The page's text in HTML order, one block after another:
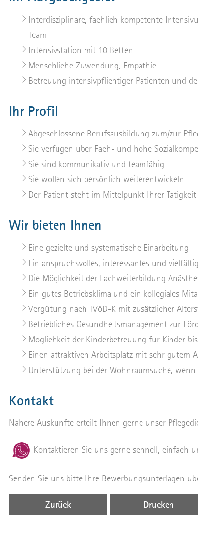
Interdisziplinäre, fachlich kompetente
Team
Intensivstation mit 10 Betten
Menschliche Zuwendung, Empathie
Betreuung intensivpflichtiger Patienten und
Ihr Profil
Abgeschlossene Berufsausbildung zum/zur
Sie verfügen über Fach- und hohe
Sie sind kommunikativ und teamfähig
Sie wollen sich persönlich weiterentwickeln
Der Patient steht im Mittelpunkt Ihrer
Wir bieten Ihnen
Eine gezielte und systematische Einarbeitung
Ein anspruchsvolles, interessantes und
Die Möglichkeit der Fachweiterbildung
Ein gutes Betriebsklima und ein kollegiales
Vergütung nach TVöD-K mit zusätzlicher
Betriebliches Gesundheitsmanagement zur
Möglichkeit der Kinderbetreuung für Kinder
Einen attraktiven Arbeitsplatz mit sehr gutem
Unterstützung bei der Wohnraumsuche,
Kontakt
Nähere Auskünfte erteilt Ihnen gerne unser
Kontaktieren Sie uns gerne schnell, einfach
Senden Sie uns bitte Ihre Bewerbungsunterlagen
Zurück Drucken